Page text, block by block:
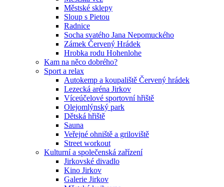
Městské sklepy
Sloup s Pietou
Radnice
Socha svatého Jana Nepomuckého
Zámek Červený Hrádek
Hrobka rodu Hohenlohe
Kam na něco dobrého?
Sport a relax
Autokemp a koupaliště Červený hrádek
Lezecká aréna Jirkov
Víceúčelové sportovní hřiště
Olejomlýnský park
Dětská hřiště
Sauna
Veřejné ohniště a griloviště
Street workout
Kulturní a společenská zařízení
Jirkovské divadlo
Kino Jirkov
Galerie Jirkov